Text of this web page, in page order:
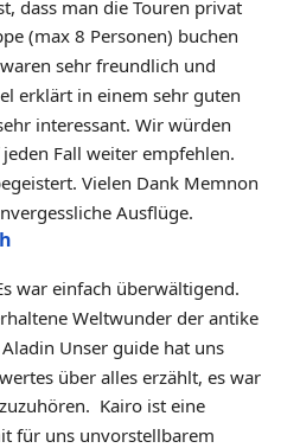
dass man die Touren privat
(max 8 Personen) buchen
sehr freundlich und
erklärt in einem sehr guten
interessant. Wir würden
Fall weiter empfehlen.
Vielen Dank Memnon
Ausflüge.
war einfach überwältigend.
Weltwunder der antike
Unser guide hat uns
über alles erzählt, es war
Kairo ist eine
für uns unvorstellbarem